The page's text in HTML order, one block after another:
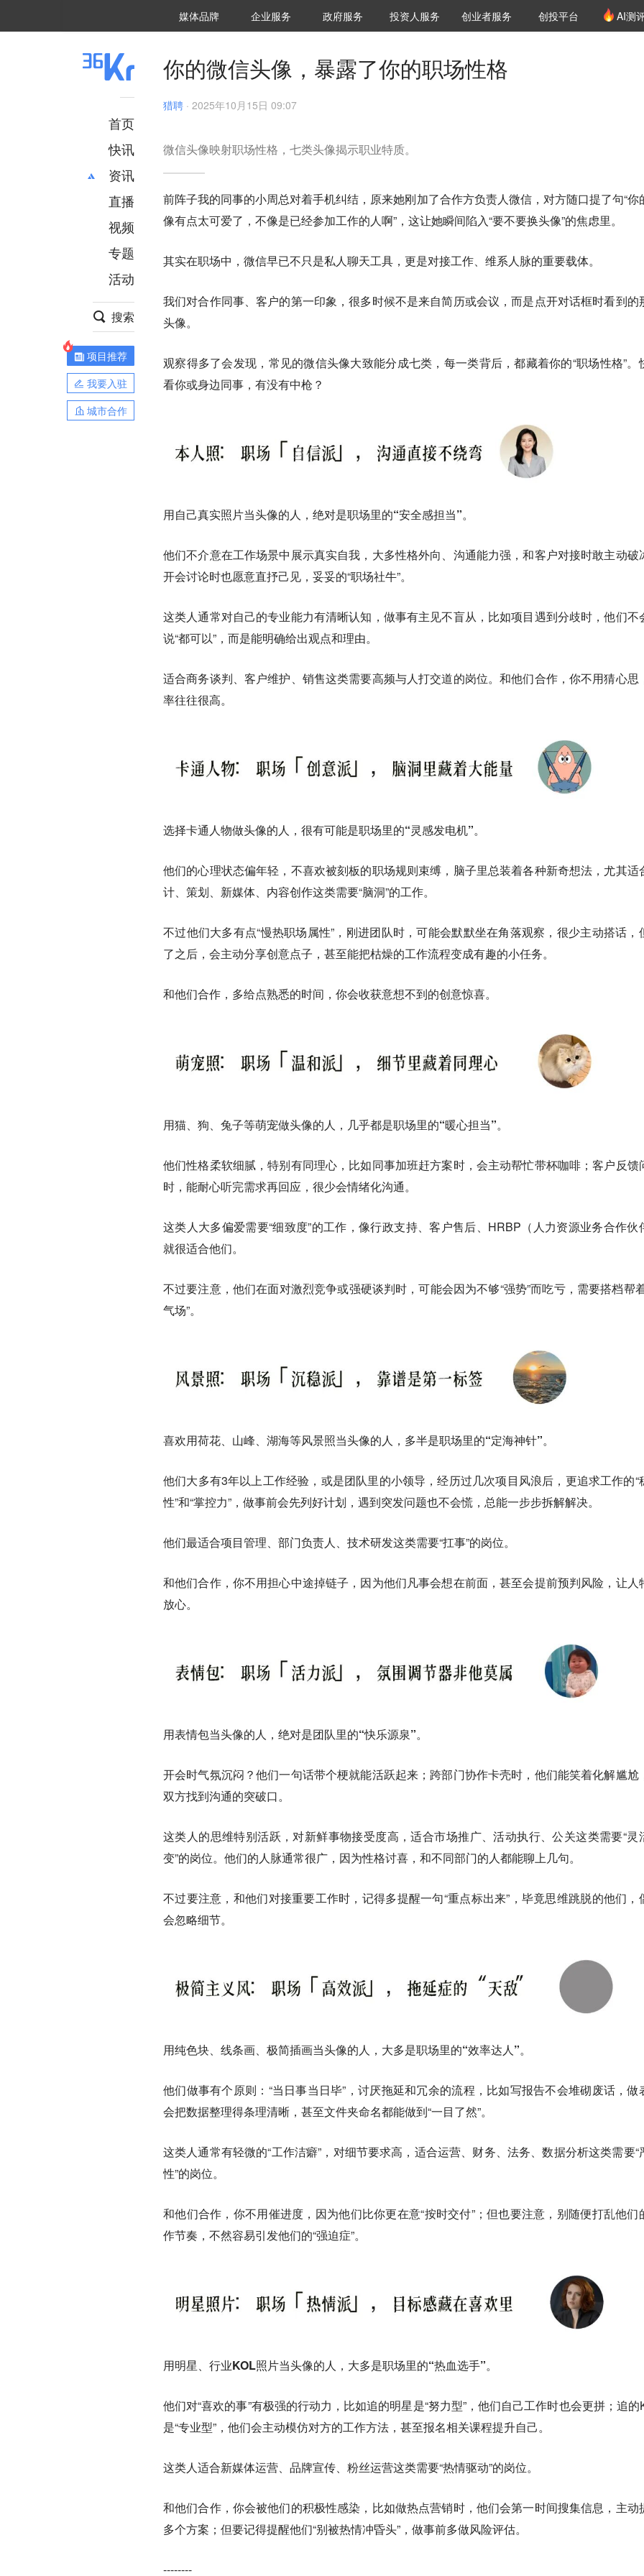
媒体品牌 36Kr研究院
企业服务 城市之窗
政府服务 VClub投资机构库
投资机构职位推介
投资人服务 创投氪堂
创业者服务 创投平台 AI测
首页
快讯
资讯
推荐
财经
项目推荐
安徽
直播
视频
专题
活动
搜索
项目推荐
我要入驻
城市合作
你的微信头像，暴露了你的职场性格
猎聘 · 2025年10月15日 09:07
微信头像映射职场性格，七类头像揭示职业特质。
前阵子我的同事的小周总对着手机纠结，原来她刚加了合作方负责人微信，对方随口提了句“你
像有点太可爱了，不像是已经参加工作的人啊”，这让她瞬间陷入“要不要换头像”的焦虑里。
其实在职场中，微信早已不只是私人聊天工具，更是对接工作、维系人脉的重要载体。
我们对合作同事、客户的第一印象，很多时候不是来自简历或会议，而是点开对话框时看到的
头像。
观察得多了会发现，常见的微信头像大致能分成七类，每一类背后，都藏着你的“职场性格”。
看你或身边同事，有没有中枪？
用自己真实照片当头像的人，绝对是职场里的“安全感担当”。
他们不介意在工作场景中展示真实自我，大多性格外向、沟通能力强，和客户对接时敢主动破
开会讨论时也愿意直抒己见，妥妥的“职场社牛”。
这类人通常对自己的专业能力有清晰认知，做事有主见不盲从，比如项目遇到分歧时，他们不
说“都可以”，而是能明确给出观点和理由。
适合商务谈判、客户维护、销售这类需要高频与人打交道的岗位。和他们合作，你不用猜心思
率往往很高。
选择卡通人物做头像的人，很有可能是职场里的“灵感发电机”。
他们的心理状态偏年轻，不喜欢被刻板的职场规则束缚，脑子里总装着各种新奇想法，尤其适
计、策划、新媒体、内容创作这类需要“脑洞”的工作。
不过他们大多有点“慢热职场属性”，刚进团队时，可能会默默坐在角落观察，很少主动搭话，
了之后，会主动分享创意点子，甚至能把枯燥的工作流程变成有趣的小任务。
和他们合作，多给点熟悉的时间，你会收获意想不到的创意惊喜。
用猫、狗、兔子等萌宠做头像的人，几乎都是职场里的“暖心担当”。
他们性格柔软细腻，特别有同理心，比如同事加班赶方案时，会主动帮忙带杯咖啡；客户反馈
时，能耐心听完需求再回应，很少会情绪化沟通。
这类人大多偏爱需要“细致度”的工作，像行政支持、客户售后、HRBP（人力资源业务合作伙
就很适合他们。
不过要注意，他们在面对激烈竞争或强硬谈判时，可能会因为不够“强势”而吃亏，需要搭档帮
气场”。
喜欢用荷花、山峰、湖海等风景照当头像的人，多半是职场里的“定海神针”。
他们大多有3年以上工作经验，或是团队里的小领导，经历过几次项目风浪后，更追求工作的“
性”和“掌控力”，做事前会先列好计划，遇到突发问题也不会慌，总能一步步拆解解决。
他们最适合项目管理、部门负责人、技术研发这类需要“扛事”的岗位。
和他们合作，你不用担心中途掉链子，因为他们凡事会想在前面，甚至会提前预判风险，让人
放心。
用表情包当头像的人，绝对是团队里的“快乐源泉”。
开会时气氛沉闷？他们一句话带个梗就能活跃起来；跨部门协作卡壳时，他们能笑着化解尴尬
双方找到沟通的突破口。
这类人的思维特别活跃，对新鲜事物接受度高，适合市场推广、活动执行、公关这类需要“灵
变”的岗位。他们的人脉通常很广，因为性格讨喜，和不同部门的人都能聊上几句。
不过要注意，和他们对接重要工作时，记得多提醒一句“重点标出来”，毕竟思维跳脱的他们，
会忽略细节。
用纯色块、线条画、极简插画当头像的人，大多是职场里的“效率达人”。
他们做事有个原则：“当日事当日毕”，讨厌拖延和冗余的流程，比如写报告不会堆砌废话，做
会把数据整理得条理清晰，甚至文件夹命名都能做到“一目了然”。
这类人通常有轻微的“工作洁癖”，对细节要求高，适合运营、财务、法务、数据分析这类需要“
性”的岗位。
和他们合作，你不用催进度，因为他们比你更在意“按时交付”；但也要注意，别随便打乱他们
作节奏，不然容易引发他们的“强迫症”。
用明星、行业KOL照片当头像的人，大多是职场里的“热血选手”。
他们对“喜欢的事”有极强的行动力，比如追的明星是“努力型”，他们自己工作时也会更拼；追的
是“专业型”，他们会主动模仿对方的工作方法，甚至报名相关课程提升自己。
这类人适合新媒体运营、品牌宣传、粉丝运营这类需要“热情驱动”的岗位。
和他们合作，你会被他们的积极性感染，比如做热点营销时，他们会第一时间搜集信息，主动
多个方案；但要记得提醒他们“别被热情冲昏头”，做事前多做风险评估。
--------